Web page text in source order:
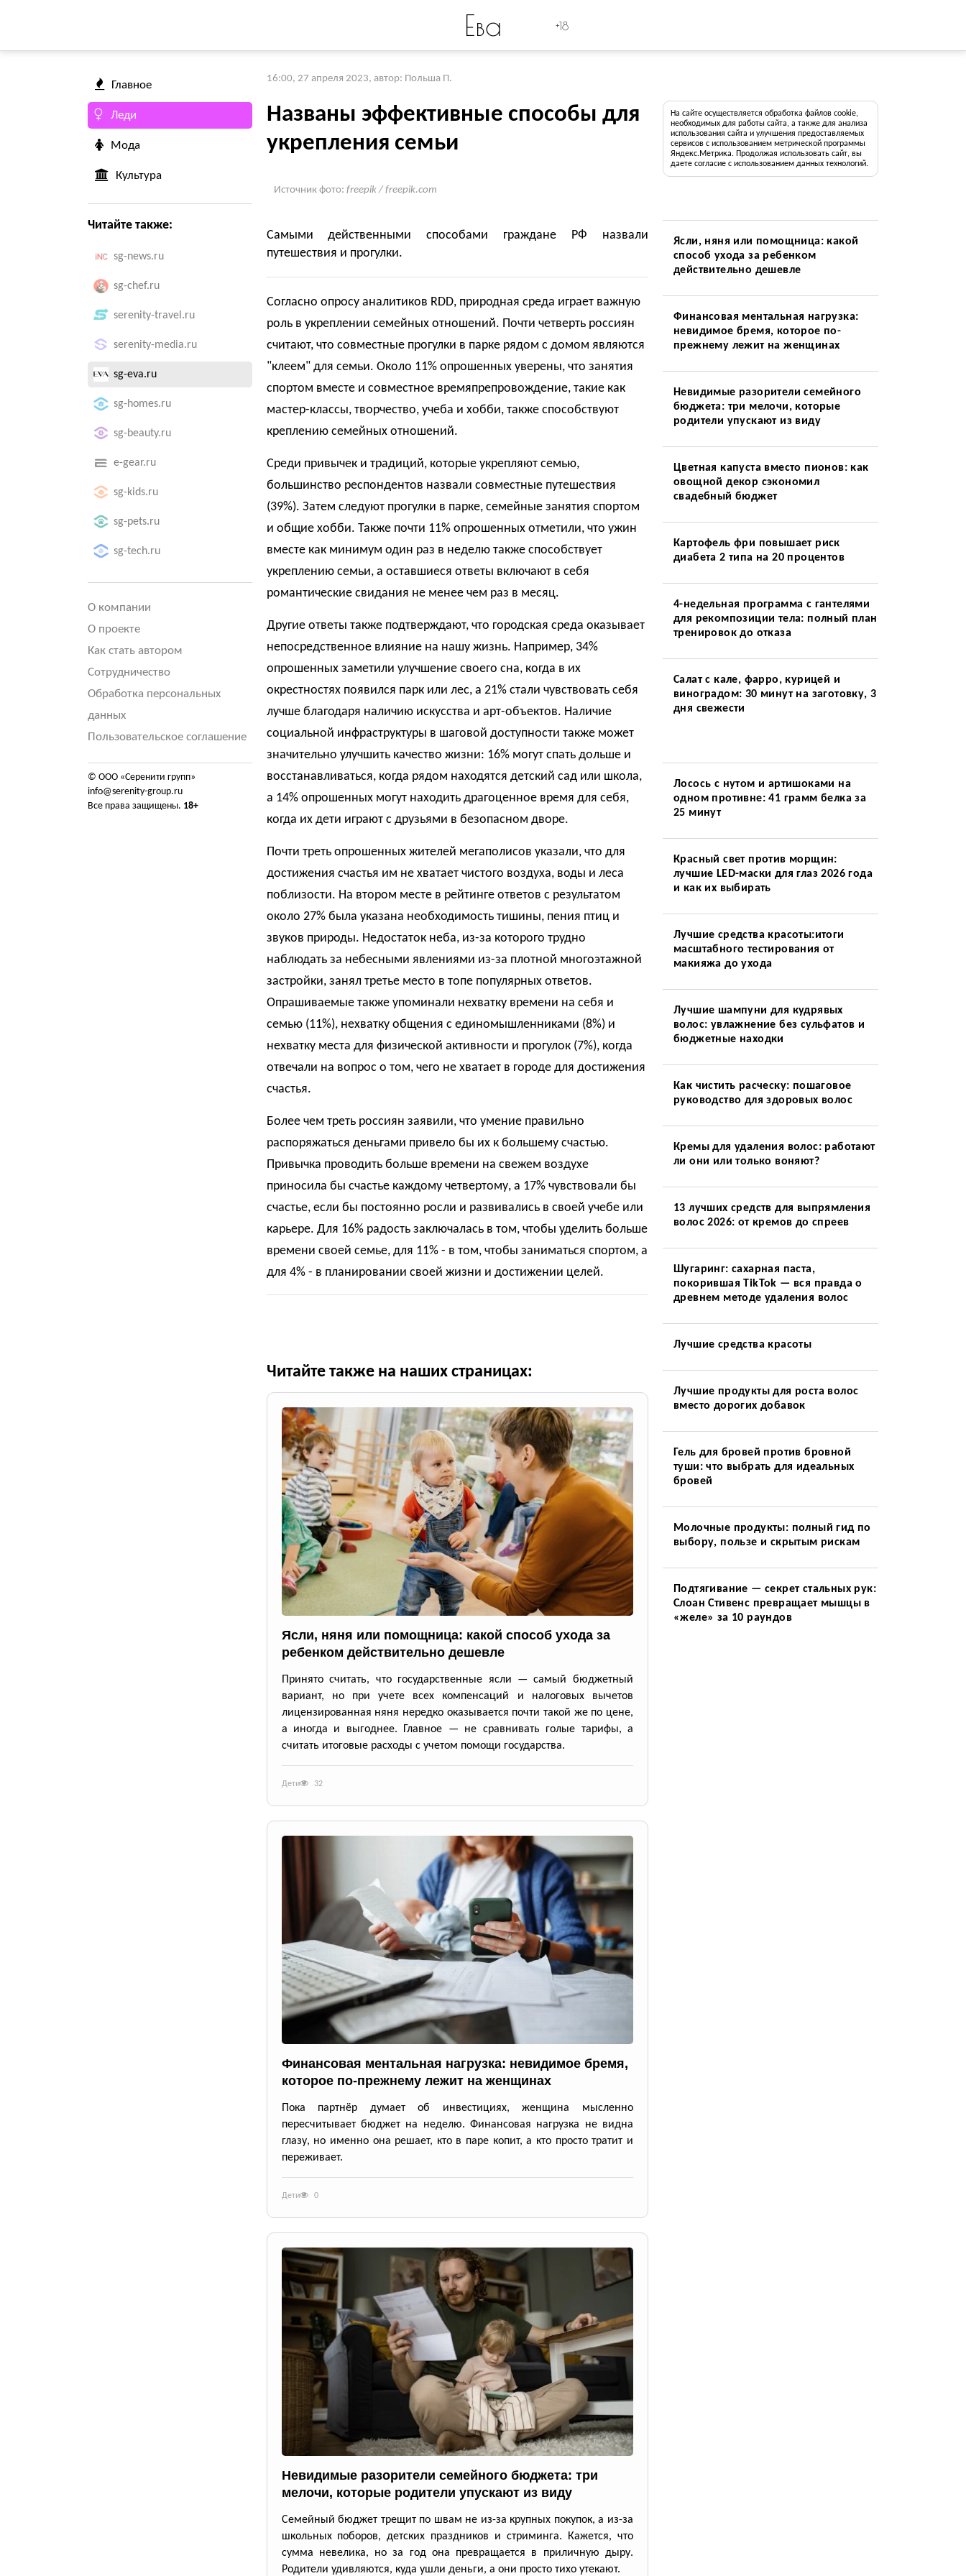
Ева +18
Главное
Леди
Мода
Культура
Читайте также:
sg-news.ru
sg-chef.ru
serenity-travel.ru
serenity-media.ru
sg-eva.ru
sg-homes.ru
sg-beauty.ru
e-gear.ru
sg-kids.ru
sg-pets.ru
sg-tech.ru
О компании
О проекте
Как стать автором
Сотрудничество
Обработка персональных
данных
Пользовательское соглашение
© ООО «Серенити групп»
info@serenity-group.ru
Все права защищены. 18+
16:00, 27 апреля 2023, автор: Польша П.
Названы эффективные способы для
укрепления семьи
Источник фото: freepik / freepik.com
Самыми действенными способами граждане РФ назвали
путешествия и прогулки.
Согласно опросу аналитиков RDD, природная среда играет важную
роль в укреплении семейных отношений. Почти четверть россиян
считают, что совместные прогулки в парке рядом с домом являются
"клеем" для семьи. Около 11% опрошенных уверены, что занятия
спортом вместе и совместное времяпрепровождение, такие как
мастер-классы, творчество, учеба и хобби, также способствуют
креплению семейных отношений.
Среди привычек и традиций, которые укрепляют семью,
большинство респондентов назвали совместные путешествия
(39%). Затем следуют прогулки в парке, семейные занятия спортом
и общие хобби. Также почти 11% опрошенных отметили, что ужин
вместе как минимум один раз в неделю также способствует
укреплению семьи, а оставшиеся ответы включают в себя
романтические свидания не менее чем раз в месяц.
Другие ответы также подтверждают, что городская среда оказывает
непосредственное влияние на нашу жизнь. Например, 34%
опрошенных заметили улучшение своего сна, когда в их
окрестностях появился парк или лес, а 21% стали чувствовать себя
лучше благодаря наличию искусства и арт-объектов. Наличие
социальной инфраструктуры в шаговой доступности также может
значительно улучшить качество жизни: 16% могут спать дольше и
восстанавливаться, когда рядом находятся детский сад или школа,
а 14% опрошенных могут находить драгоценное время для себя,
когда их дети играют с друзьями в безопасном дворе.
Почти треть опрошенных жителей мегаполисов указали, что для
достижения счастья им не хватает чистого воздуха, воды и леса
поблизости. На втором месте в рейтинге ответов с результатом
около 27% была указана необходимость тишины, пения птиц и
звуков природы. Недостаток неба, из-за которого трудно
наблюдать за небесными явлениями из-за плотной многоэтажной
застройки, занял третье место в топе популярных ответов.
Опрашиваемые также упоминали нехватку времени на себя и
семью (11%), нехватку общения с единомышленниками (8%) и
нехватку места для физической активности и прогулок (7%), когда
отвечали на вопрос о том, чего не хватает в городе для достижения
счастья.
Более чем треть россиян заявили, что умение правильно
распоряжаться деньгами привело бы их к большему счастью.
Привычка проводить больше времени на свежем воздухе
приносила бы счастье каждому четвертому, а 17% чувствовали бы
счастье, если бы постоянно росли и развивались в своей учебе или
карьере. Для 16% радость заключалась в том, чтобы уделить больше
времени своей семье, для 11% - в том, чтобы заниматься спортом, а
для 4% - в планировании своей жизни и достижении целей.
Читайте также на наших страницах:
Ясли, няня или помощница: какой способ ухода за
ребенком действительно дешевле
Принято считать, что государственные ясли — самый бюджетный
вариант, но при учете всех компенсаций и налоговых вычетов
лицензированная няня нередко оказывается почти такой же по цене,
а иногда и выгоднее. Главное — не сравнивать голые тарифы, а
считать итоговые расходы с учетом помощи государства.
Дети 32
Финансовая ментальная нагрузка: невидимое бремя,
которое по-прежнему лежит на женщинах
Пока партнёр думает об инвестициях, женщина мысленно
пересчитывает бюджет на неделю. Финансовая нагрузка не видна
глазу, но именно она решает, кто в паре копит, а кто просто тратит и
переживает.
Дети 0
Невидимые разорители семейного бюджета: три
мелочи, которые родители упускают из виду
Семейный бюджет трещит по швам не из-за крупных покупок, а из-за
школьных поборов, детских праздников и стриминга. Кажется, что
сумма невелика, но за год она превращается в приличную дыру.
Родители удивляются, куда ушли деньги, а они просто тихо утекают.
На сайте осуществляется обработка файлов cookie,
необходимых для работы сайта, а также для анализа
использования сайта и улучшения предоставляемых
сервисов с использованием метрической программы
Яндекс.Метрика. Продолжая использовать сайт, вы
даете согласие с использованием данных технологий.
Ясли, няня или помощница: какой
способ ухода за ребенком
действительно дешевле
Финансовая ментальная нагрузка:
невидимое бремя, которое по-
прежнему лежит на женщинах
Невидимые разорители семейного
бюджета: три мелочи, которые
родители упускают из виду
Цветная капуста вместо пионов: как
овощной декор сэкономил
свадебный бюджет
Картофель фри повышает риск
диабета 2 типа на 20 процентов
4-недельная программа с гантелями
для рекомпозиции тела: полный план
тренировок до отказа
Салат с кале, фарро, курицей и
виноградом: 30 минут на заготовку, 3
дня свежести
Лосось с нутом и артишоками на
одном противне: 41 грамм белка за
25 минут
Красный свет против морщин:
лучшие LED-маски для глаз 2026 года
и как их выбирать
Лучшие средства красоты:итоги
масштабного тестирования от
макияжа до ухода
Лучшие шампуни для кудрявых
волос: увлажнение без сульфатов и
бюджетные находки
Как чистить расческу: пошаговое
руководство для здоровых волос
Кремы для удаления волос: работают
ли они или только воняют?
13 лучших средств для выпрямления
волос 2026: от кремов до спреев
Шугаринг: сахарная паста,
покорившая TikTok — вся правда о
древнем методе удаления волос
Лучшие средства красоты
Лучшие продукты для роста волос
вместо дорогих добавок
Гель для бровей против бровной
туши: что выбрать для идеальных
бровей
Молочные продукты: полный гид по
выбору, пользе и скрытым рискам
Подтягивание — секрет стальных рук:
Слоан Стивенс превращает мышцы в
«желе» за 10 раундов